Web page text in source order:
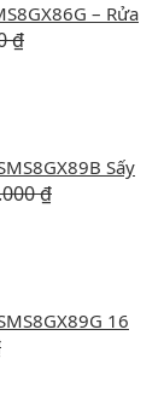
– Rửa
₫
Sấy
₫
16